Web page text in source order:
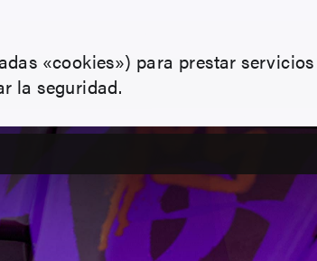
«cookies») para prestar
la seguridad.